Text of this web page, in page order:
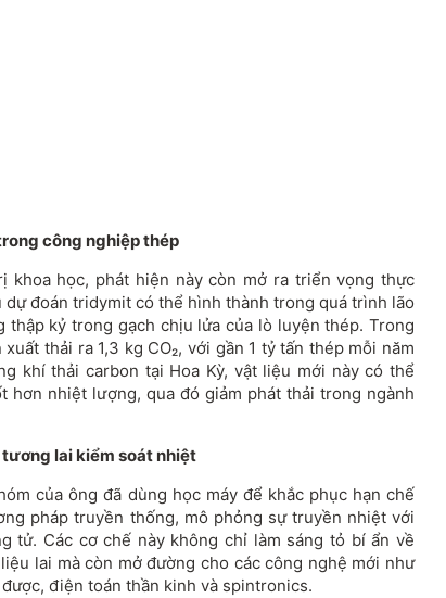
công nghiệp thép
khoa học, phát hiện này còn mở ra triển vọng thực
đoán tridymit có thể hình thành trong quá trình lão
thập kỷ trong gạch chịu lửa của lò luyện thép. Trong
thải ra 1,3 kg CO₂, với gần 1 tỷ tấn thép mỗi năm
khí thải carbon tại Hoa Kỳ, vật liệu mới này có thể
hơn nhiệt lượng, qua đó giảm phát thải trong ngành
lai kiểm soát nhiệt
của ông đã dùng học máy để khắc phục hạn chế
pháp truyền thống, mô phỏng sự truyền nhiệt với
tử. Các cơ chế này không chỉ làm sáng tỏ bí ẩn về
lai mà còn mở đường cho các công nghệ mới như
điện toán thần kinh và spintronics.